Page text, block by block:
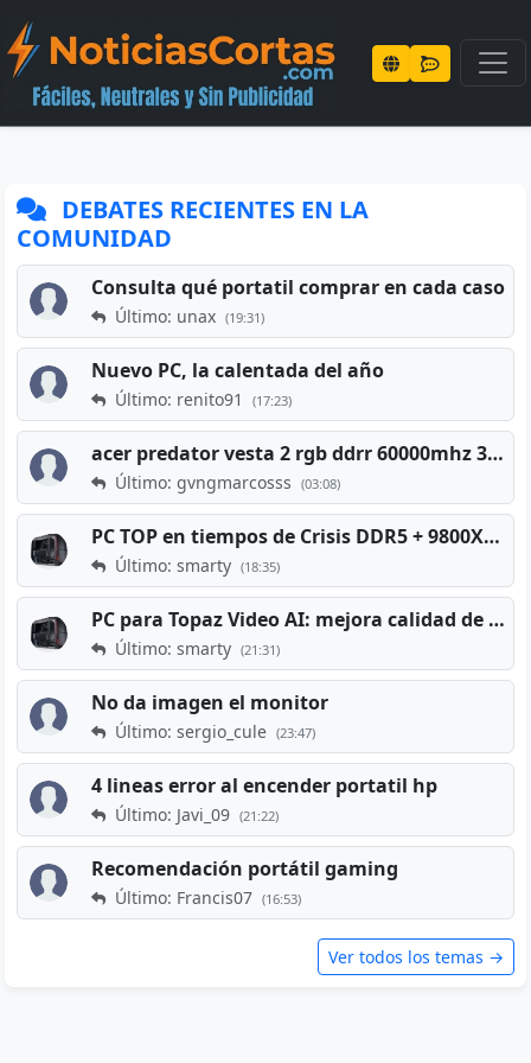
DEBATES RECIENTES EN LA
COMUNIDAD
Consulta qué portatil comprar en cada caso
Último: unax (19:31)
Nuevo PC, la calentada del año
Último: renito91 (17:23)
acer predator vesta 2 rgb ddrr 60000mhz 32gb x2 16gb
Último: gvngmarcosss (03:08)
PC TOP en tiempos de Crisis DDR5 + 9800X3D + RTX 5080 [2026][2400€]
Último: smarty (18:35)
PC para Topaz Video AI: mejora calidad de vídeos viejos
Último: smarty (21:31)
No da imagen el monitor
Último: sergio_cule (23:47)
4 lineas error al encender portatil hp
Último: Javi_09 (21:22)
Recomendación portátil gaming
Último: Francis07 (16:53)
Ver todos los temas →